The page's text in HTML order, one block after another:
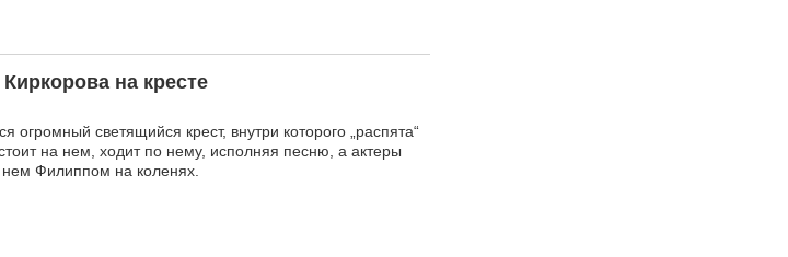
на кресте
светящийся крест, внутри которого „распята“
на нем, ходит по нему, исполняя песню, а актеры
нем Филиппом на коленях.